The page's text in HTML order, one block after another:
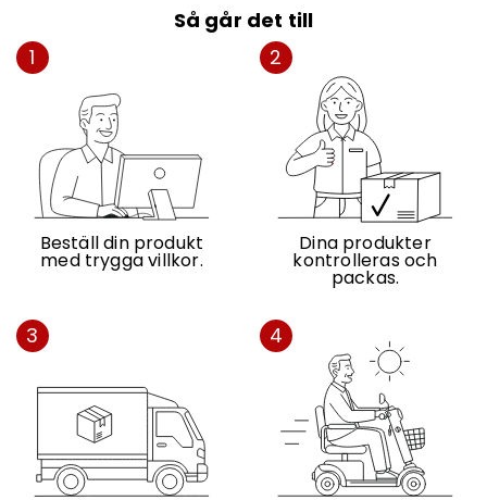
Så går det till
1
Beställ din produkt
med trygga villkor.
2
Dina produkter
kontrolleras och
packas.
3 4